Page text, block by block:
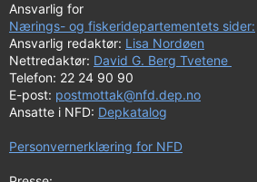
Ansvarlig for
Nærings- og fiskeridepartementets sider:
Ansvarlig redaktør: Lisa Nordøen
Nettredaktør: David G. Berg Tvetene
Telefon: 22 24 90 90
E-post: postmottak@nfd.dep.no
Ansatte i NFD: Depkatalog
Personvernerklæring for NFD